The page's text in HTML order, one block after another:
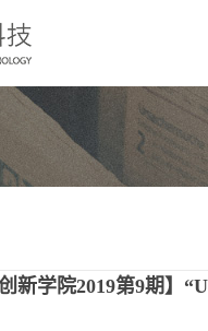
新学院2019第9期】